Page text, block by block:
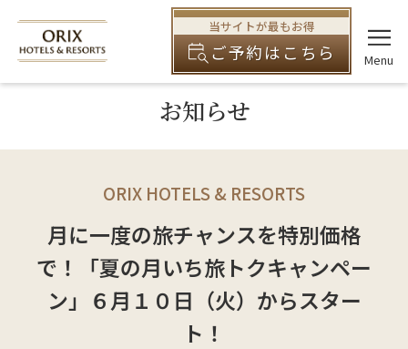
当サイトが最もお得
ご予約はこちら
お知らせ
ORIX HOTELS & RESORTS
月に一度の旅チャンスを特別価格
で！「夏の月いち旅トクキャンペー
ン」６月１０日（火）からスター
ト！